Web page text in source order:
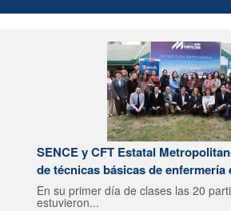
SENCE y CFT Estatal
de técnicas básicas de enfermería
En su primer día de clases las 20
estuvieron...